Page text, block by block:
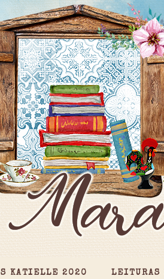
KATIELLE 2020 LEITURAS